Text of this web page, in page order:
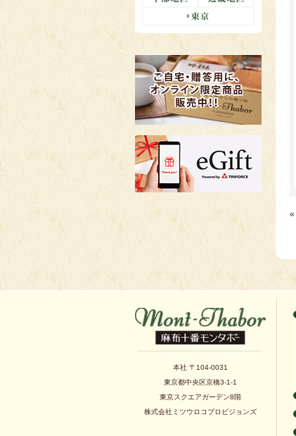
«
本社 〒104-0031
東京都中央区京橋3-1-1
東京スクエアガーデン8階
株式会社ミツウロコプロビジョンズ